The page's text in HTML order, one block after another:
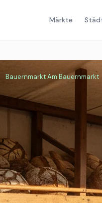
Märkte
Bauernmarkt Am Bauernmarkt